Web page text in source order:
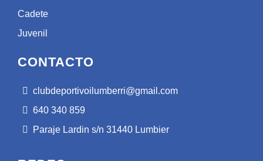
Cadete
Juvenil
CONTACTO
clubdeportivoilumberri@gmail.com
640 340 859
Paraje Lardin s/n 31440 Lumbier